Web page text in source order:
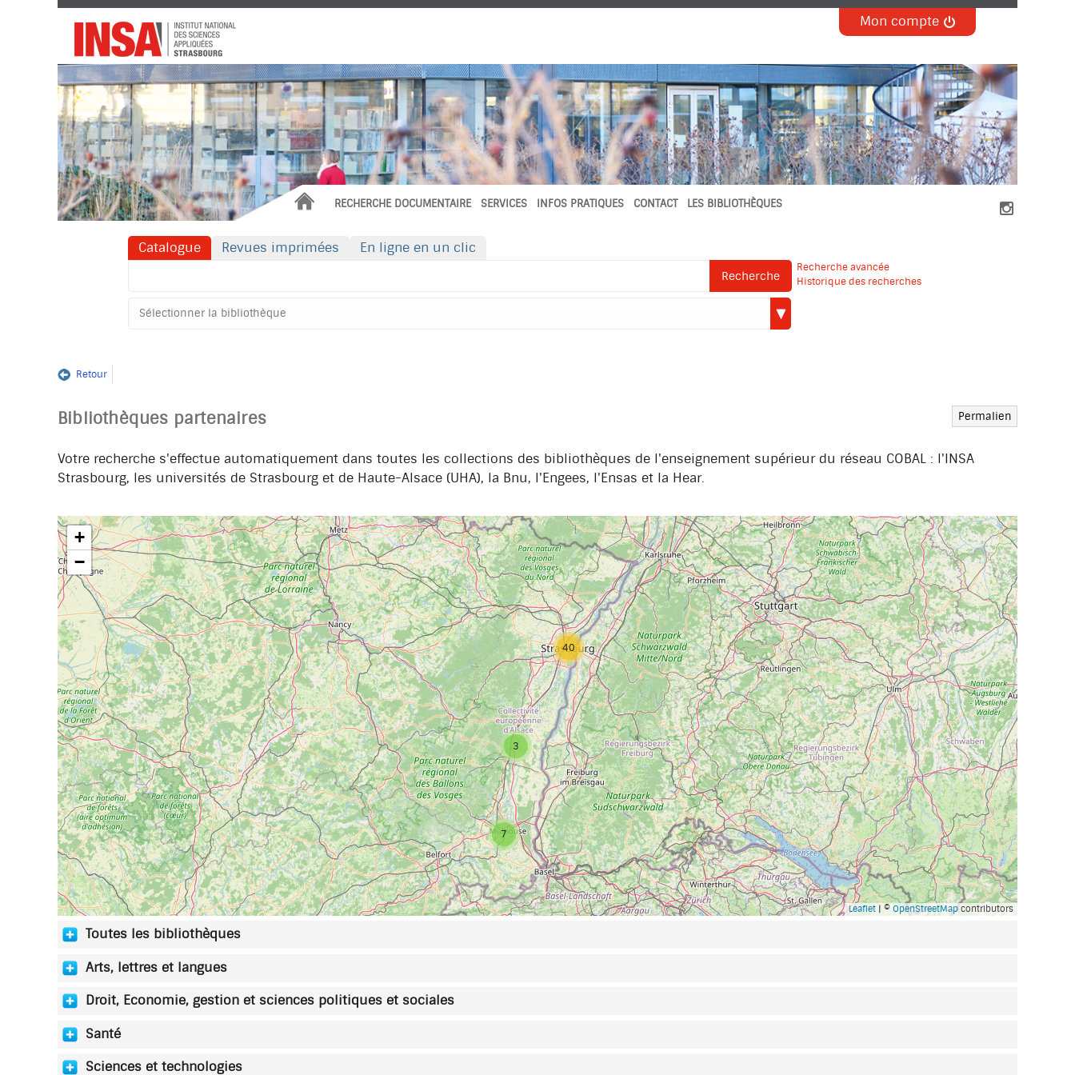
Mon compte
National
Sciences
Appliquées
ACCUEIL RECHERCHE DOCUMENTAIRE SERVICES INFOS PRATIQUES CONTACT LES BIBLIOTHÈQUES 
Catalogue Revues imprimées En ligne en un clic
Recherche
Recherche avancée
Historique des recherches
votre
Retour
Bibliothèques partenaires Permalien
Votre recherche s'effectue automatiquement dans toutes les collections des bibliothèques de l'enseignement supérieur du réseau COBAL : l'INSA
Strasbourg, les universités de Strasbourg et de Haute-Alsace (UHA), la Bnu, l'Engees, l'Ensas et la Hear.
7
3
40
+
−
Leaflet| © OpenStreetMapcontributors
Toutes les bibliothèques
Arts, lettres et langues
Droit, Economie, gestion et sciences politiques et sociales
Santé
Sciences et technologies